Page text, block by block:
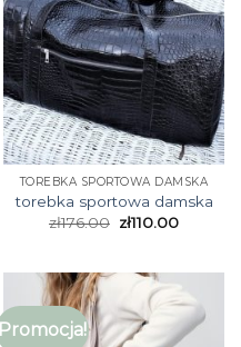
TOREBKA SPORTOWA DAMSKA
torebka sportowa damska
zł176.00 zł110.00
Promocja!